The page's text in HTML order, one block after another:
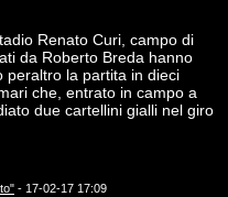
Renato Curi, campo di
da Roberto Breda hanno
peraltro la partita in dieci
che, entrato in campo a
due cartellini gialli nel giro
- 17-02-17 17:09